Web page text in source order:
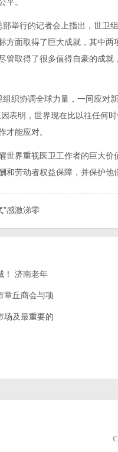
举行的记者会上指出，世卫
方面取得了巨大成就，其中
管取得了很多值得自豪的成
织协调全球力量，一同应对
表明，世界现在比以往任何
才能应对。
世界重视医卫工作者的巨大
和劳动者权益保障，并保护他
”感激涕零
！ 济南老年
章丘商会与项
场及最重要的